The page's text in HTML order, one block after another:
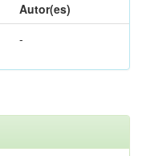
Autor(es)
-